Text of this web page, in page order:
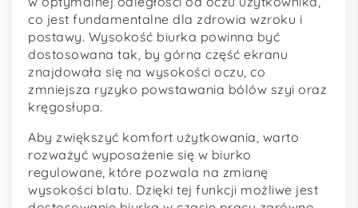
co jest fundamentalne dla zdrowia wzroku i
postawy. Wysokość biurka powinna być
dostosowana tak, by górna część ekranu
znajdowała się na wysokości oczu, co
zmniejsza ryzyko powstawania bólów szyi oraz
kręgosłupa.
Aby zwiększyć komfort użytkowania, warto
rozważyć wyposażenie się w biurko
regulowane, które pozwala na zmianę
wysokości blatu. Dzięki tej funkcji możliwe jest